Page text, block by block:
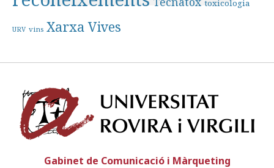
toxicologia
URV vins Xarxa Vives
Gabinet de Comunicació i Màrqueting